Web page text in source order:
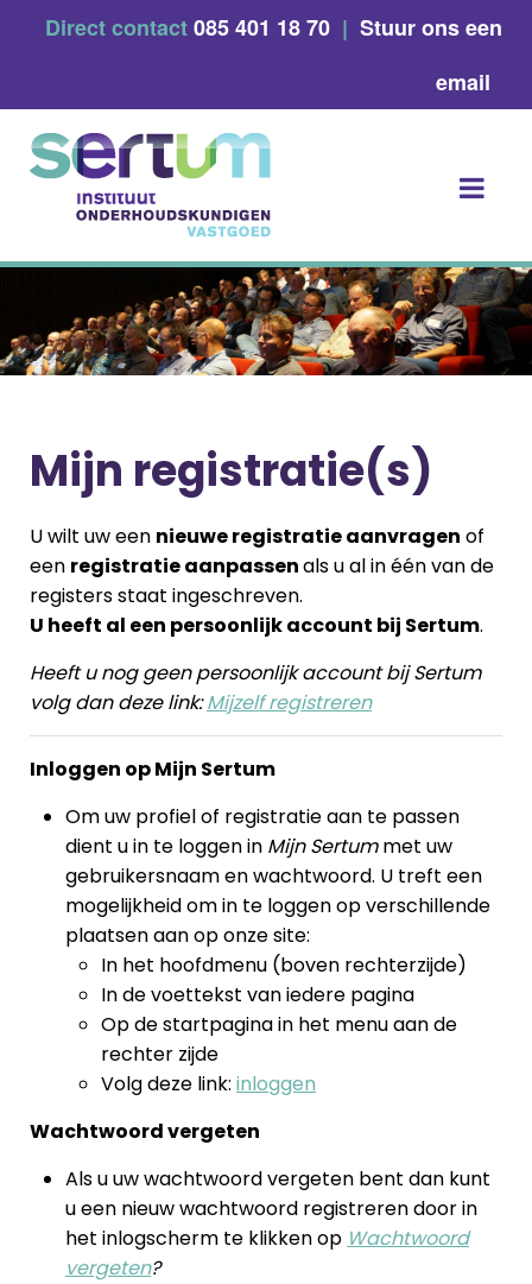
Direct contact085 401 18 70 | Stuur ons een
email
Mijn registratie(s)
U wilt uw een nieuwe registratie aanvragen of
een registratie aanpassenals u al in één van de
registers staat ingeschreven.
U heeft al een persoonlijk account bij Sertum.
Heeft u nog geen persoonlijk account bij Sertum
volg dan deze link:Mijzelf registreren
Inloggen op Mijn Sertum
Om uw profiel of registratie aan te passen
dient u in te loggen in Mijn Sertummet uw
gebruikersnaam en wachtwoord. U treft een
mogelijkheid om in te loggen op verschillende
plaatsen aan op onze site:
In het hoofdmenu (boven rechterzijde)
In de voettekst van iedere pagina
Op de startpagina in het menu aan de
rechter zijde
Volg deze link: inloggen
Wachtwoord vergeten
Als u uw wachtwoord vergeten bent dan kunt
u een nieuw wachtwoord registreren door in
het inlogscherm te klikken op Wachtwoord
vergeten?